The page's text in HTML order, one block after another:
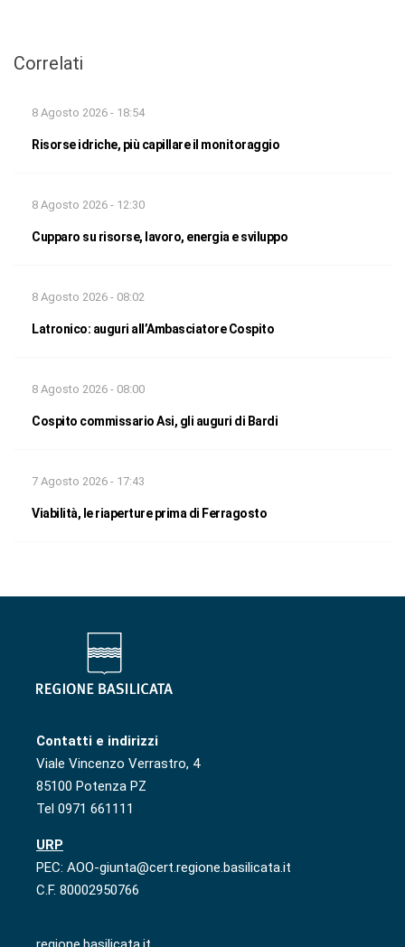
Correlati
8 Agosto 2026 - 18:54
Risorse idriche, più capillare il monitoraggio
8 Agosto 2026 - 12:30
Cupparo su risorse, lavoro, energia e sviluppo
8 Agosto 2026 - 08:02
Latronico: auguri all’Ambasciatore Cospito
8 Agosto 2026 - 08:00
Cospito commissario Asi, gli auguri di Bardi
7 Agosto 2026 - 17:43
Viabilità, le riaperture prima di Ferragosto
Contatti e indirizzi
Viale Vincenzo Verrastro, 4
85100 Potenza PZ
Tel 0971 661111
URP
PEC: AOO-giunta@cert.regione.basilicata.it
C.F. 80002950766